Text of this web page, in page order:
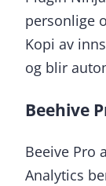
personlige
Kopi av
og blir
Beehive
Beeive Pro
Analytics